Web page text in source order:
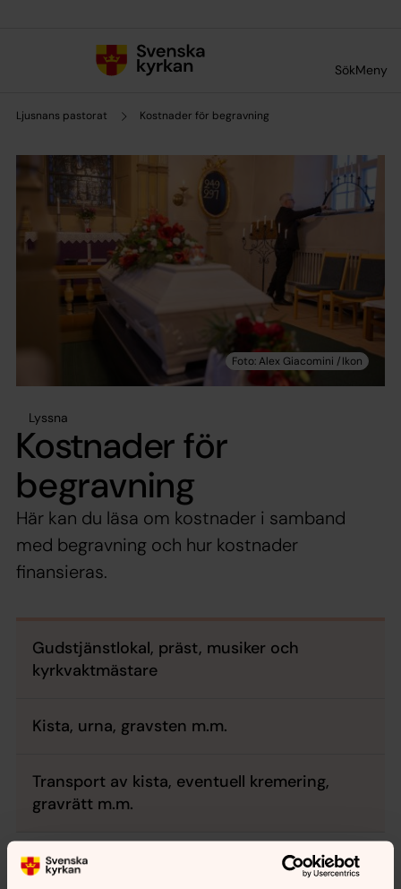
SökMeny
Ljusnans pastorat Kostnader för begravning
Lyssna
Kostnader för
begravning
Här kan du läsa om kostnader i samband
med begravning och hur kostnader
finansieras.
Gudstjänstlokal, präst, musiker och
kyrkvaktmästare
Kista, urna, gravsten m.m.
Transport av kista, eventuell kremering,
gravrätt m.m.